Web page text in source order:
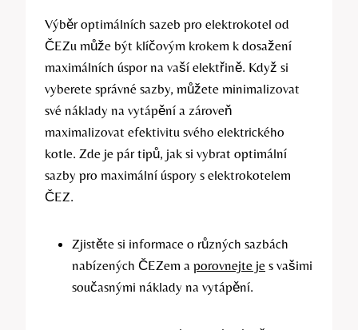
Výběr optimálních sazeb pro elektrokotel od
ČEZu může⁤ být klíčovým krokem k ‌dosažení
maximálních úspor na vaší elektřině.‌ Když si‍
vyberete správné​ sazby,⁤ můžete minimalizovat
své náklady‌ na vytápění‍ a zároveň
‌maximalizovat‌ efektivitu svého elektrického
kotle. Zde je pár tipů, jak si vybrat optimální
⁣sazby pro maximální ​úspory s‍ elektrokotelem
ČEZ.
Zjistěte ⁢si informace o různých sazbách
‌nabízených ČEZem a porovnejte je s vašimi
současnými náklady na vytápění.